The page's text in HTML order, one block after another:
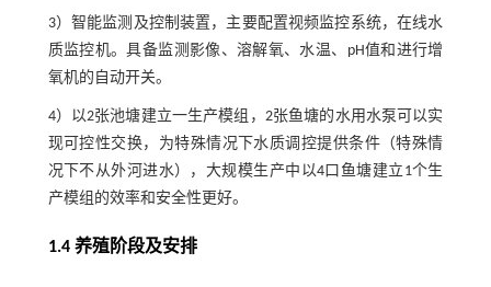
3）智能监测及控制装置，主要配置视频监控系统，在线水
质监控机。具备监测影像、溶解氧、水温、pH值和进行增
氧机的自动开关。
4）以2张池塘建立一生产模组，2张鱼塘的水用水泵可以实
现可控性交换，为特殊情况下水质调控提供条件（特殊情
况下不从外河进水），大规模生产中以4口鱼塘建立1个生
产模组的效率和安全性更好。
1.4 养殖阶段及安排